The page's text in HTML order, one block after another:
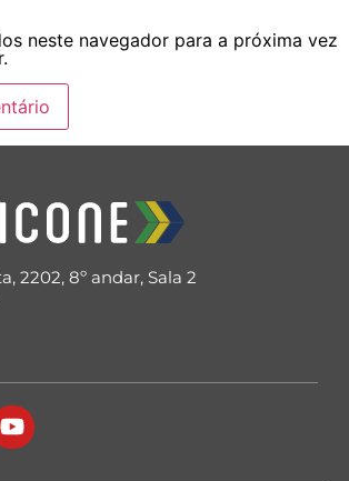
neste navegador para a próxima vez
2202, 8º andar, Sala 2